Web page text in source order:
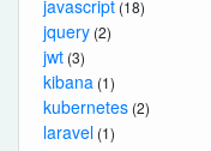
javascript (18)
jquery (2)
jwt (3)
kibana (1)
kubernetes (2)
laravel (1)